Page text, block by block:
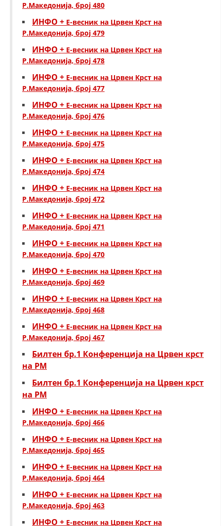
Р.Македонија, број 480
ИНФО + Е-весник на Црвен Крст на
Р.Македонија, број 479
ИНФО + Е-весник на Црвен Крст на
Р.Македонија, број 478
ИНФО + Е-весник на Црвен Крст на
Р.Македонија, број 477
ИНФО + Е-весник на Црвен Крст на
Р.Македонија, број 476
ИНФО + Е-весник на Црвен Крст на
Р.Македонија, број 475
ИНФО + Е-весник на Црвен Крст на
Р.Македонија, број 474
ИНФО + Е-весник на Црвен Крст на
Р.Македонија, број 472
ИНФО + Е-весник на Црвен Крст на
Р.Македонија, број 471
ИНФО + Е-весник на Црвен Крст на
Р.Македонија, број 470
ИНФО + Е-весник на Црвен Крст на
Р.Македонија, број 469
ИНФО + Е-весник на Црвен Крст на
Р.Македонија, број 468
ИНФО + Е-весник на Црвен Крст на
Р.Македонија, број 467
Билтен бр.1 Конференција на Црвен крст
на РМ
Билтен бр.1 Конференција на Црвен крст
на РМ
ИНФО + Е-весник на Црвен Крст на
Р.Македонија, број 466
ИНФО + Е-весник на Црвен Крст на
Р.Македонија, број 465
ИНФО + Е-весник на Црвен Крст на
Р.Македонија, број 464
ИНФО + Е-весник на Црвен Крст на
Р.Македонија, број 463
ИНФО + Е-весник на Црвен Крст на